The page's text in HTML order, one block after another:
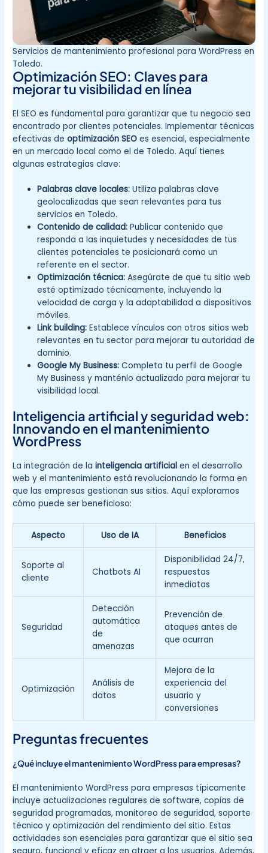
Servicios de mantenimiento profesional para WordPress en
Toledo.
Optimización SEO: Claves para
mejorar tu visibilidad en línea
El SEO es fundamental para garantizar que tu negocio sea
encontrado por clientes potenciales. Implementar técnicas
efectivas deoptimización SEO es esencial, especialmente
en un mercado local como el de Toledo. Aquí tienes
algunas estrategias clave:
Palabras clave locales: Utiliza palabras clave
geolocalizadas que sean relevantes para tus
servicios en Toledo.
Contenido de calidad: Publicar contenido que
responda a las inquietudes y necesidades de tus
clientes potenciales te posicionará como un
referente en el sector.
Optimización técnica: Asegúrate de que tu sitio web
esté optimizado técnicamente, incluyendo la
velocidad de carga y la adaptabilidad a dispositivos
móviles.
Link building: Establece vínculos con otros sitios web
relevantes en tu sector para mejorar tu autoridad de
dominio.
Google My Business: Completa tu perfil de Google
My Business y manténlo actualizado para mejorar tu
visibilidad local.
Inteligencia artificial y seguridad web:
Innovando en el mantenimiento
WordPress
La integración de lainteligencia artificial en el desarrollo
web y el mantenimiento está revolucionando la forma en
que las empresas gestionan sus sitios. Aquí exploramos
cómo puede ser beneficioso:
Aspecto Uso de IA Beneficios
Soporte al
cliente
Chatbots AI
Disponibilidad 24/7,
respuestas
inmediatas
Seguridad
Detección
automática
de
amenazas
Prevención de
ataques antes de
que ocurran
Optimización
Análisis de
datos
Mejora de la
experiencia del
usuario y
conversiones
Preguntas frecuentes
¿Qué incluye el mantenimiento WordPress para empresas?
El mantenimiento WordPress para empresas típicamente
incluye actualizaciones regulares de software, copias de
seguridad programadas, monitoreo de seguridad, soporte
técnico y optimización del rendimiento del sitio. Estas
actividades son esenciales para garantizar que el sitio sea